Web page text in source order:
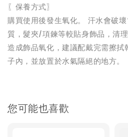
〖保養方式〗
購買使用後發生氧化。 汗水會破
質，髮夾/項鍊等較貼身飾品，清
造成飾品氧化，建議配戴完需擦拭
子內，並放置於水氣隔絕的地方。
您可能也喜歡